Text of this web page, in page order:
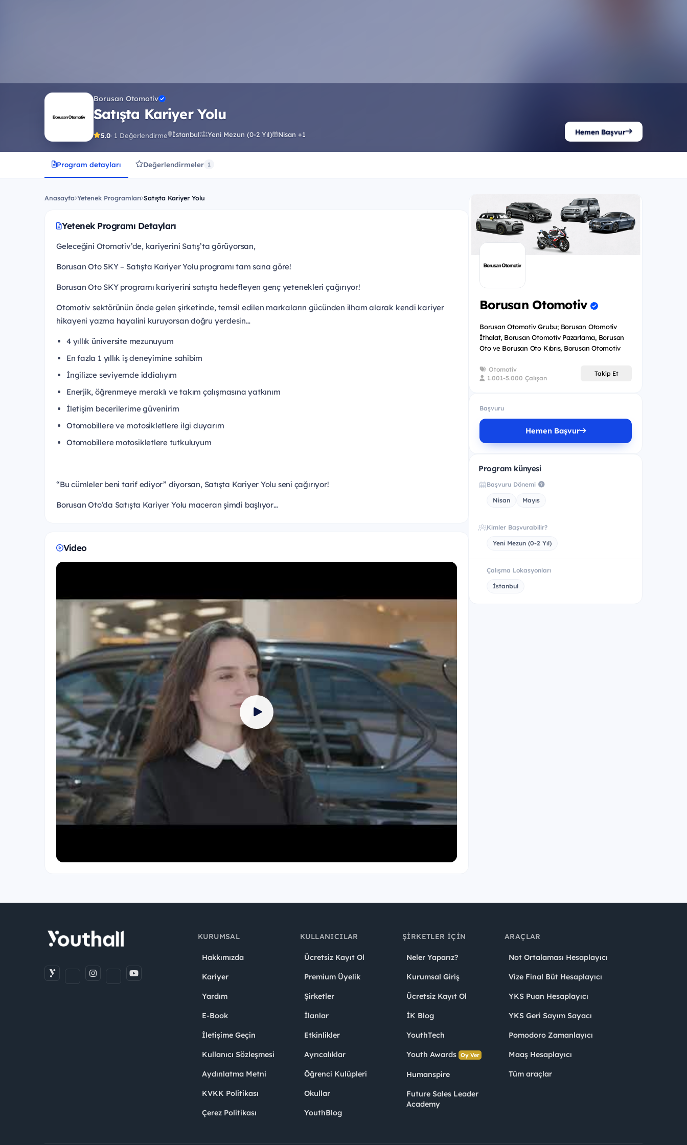
Borusan Otomotiv
Satışta Kariyer Yolu
5.0· 1 Değerlendirme İstanbul Yeni Mezun (0-2 Yıl) Nisan +1 Hemen Başvur
Program detayları Değerlendirmeler 1
Anasayfa Yetenek Programları Satışta Kariyer Yolu
Yetenek Programı Detayları
Geleceğini Otomotiv’de, kariyerini Satış’ta görüyorsan,
Borusan Oto SKY – Satışta Kariyer Yolu programı tam sana göre!
Borusan Oto SKY programı kariyerini satışta hedefleyen genç yetenekleri çağırıyor!
Otomotiv sektörünün önde gelen şirketinde, temsil edilen markaların gücünden ilham alarak kendi kariyer
hikayeni yazma hayalini kuruyorsan doğru yerdesin…
4 yıllık üniversite mezunuyum
En fazla 1 yıllık iş deneyimine sahibim
İngilizce seviyemde iddialıyım
Enerjik, öğrenmeye meraklı ve takım çalışmasına yatkınım
İletişim becerilerime güvenirim
Otomobillere ve motosikletlere ilgi duyarım
Otomobillere motosikletlere tutkuluyum
“Bu cümleler beni tarif ediyor” diyorsan, Satışta Kariyer Yolu seni çağırıyor!
Borusan Oto’da Satışta Kariyer Yolu maceran şimdi başlıyor…
Video
Borusan Otomotiv
Borusan Otomotiv Grubu; Borusan Otomotiv
İthalat, Borusan Otomotiv Pazarlama, Borusan
Oto ve Borusan Oto Kıbrıs, Borusan Otomotiv
Otomotiv
1.001-5.000 Çalışan
Takip Et
Başvuru
Hemen Başvur
Program künyesi
Başvuru Dönemi
Nisan Mayıs
Kimler Başvurabilir?
Yeni Mezun (0-2 Yıl)
Çalışma Lokasyonları
İstanbul
KURUMSAL
Hakkımızda
Kariyer
Yardım
E-Book
İletişime Geçin
Kullanıcı Sözleşmesi
Aydınlatma Metni
KVKK Politikası
Çerez Politikası
KULLANICILAR
Ücretsiz Kayıt Ol
Premium Üyelik
Şirketler
İlanlar
Etkinlikler
Ayrıcalıklar
Öğrenci Kulüpleri
Okullar
YouthBlog
ŞIRKETLER İÇIN
Neler Yaparız?
Kurumsal Giriş
Ücretsiz Kayıt Ol
İK Blog
YouthTech
Youth Awards Oy Ver
Humanspire
Future Sales Leader
Academy
ARAÇLAR
Not Ortalaması Hesaplayıcı
Vize Final Büt Hesaplayıcı
YKS Puan Hesaplayıcı
YKS Geri Sayım Sayacı
Pomodoro Zamanlayıcı
Maaş Hesaplayıcı
Tüm araçlar